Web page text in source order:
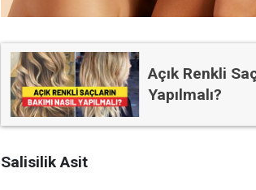
Açık Renkli
Yapılmalı?
Salisilik Asit